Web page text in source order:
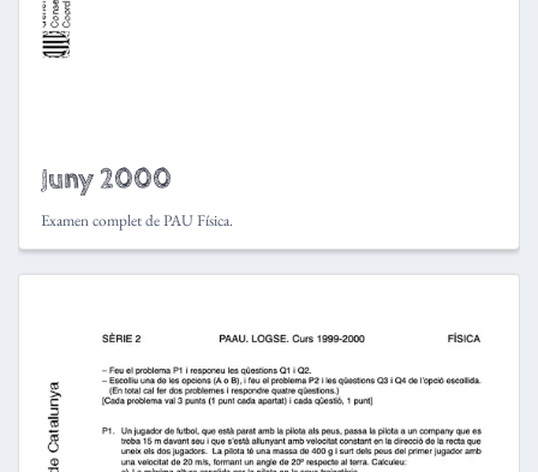
Juny 2000
Examen complet de PAU Física.